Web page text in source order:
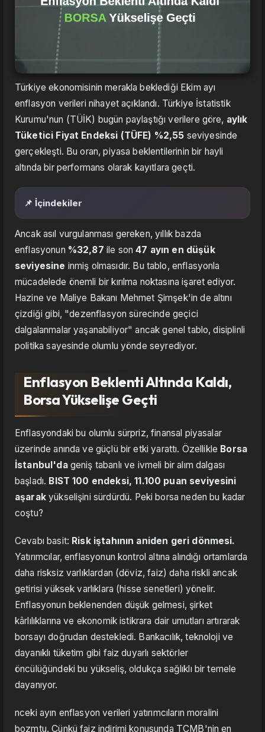
Türkiye ekonomisinin merakla beklediği Ekim ayı
enflasyon verileri nihayet açıklandı. Türkiye İstatistik
Kurumu'nun (TÜİK) bugün paylaştığı verilere göre, aylık
Tüketici Fiyat Endeksi (TÜFE) %2,55 seviyesinde
gerçekleşti. Bu oran, piyasa beklentilerinin bir hayli
altında bir performans olarak kayıtlara geçti.
📌 İçindekiler
Ancak asıl vurgulanması gereken, yıllık bazda
enflasyonun %32,87 ile son47 ayın en düşük
seviyesine inmiş olmasıdır. Bu tablo, enflasyonla
mücadelede önemli bir kırılma noktasına işaret ediyor.
Hazine ve Maliye Bakanı Mehmet Şimşek'in de altını
çizdiği gibi, "dezenflasyon sürecinde geçici
dalgalanmalar yaşanabiliyor" ancak genel tablo, disiplinli
politika sayesinde olumlu yönde seyrediyor.
Enflasyon Beklenti Altında Kaldı,
Borsa Yükselişe Geçti
Enflasyondaki bu olumlu sürpriz, finansal piyasalar
üzerinde anında ve güçlü bir etki yarattı. Özellikle Borsa
İstanbul'dageniş tabanlı ve ivmeli bir alım dalgası
başladı. BIST 100 endeksi, 11.100 puan seviyesini
aşarakyükselişini sürdürdü. Peki borsa neden bu kadar
coştu?
Cevabı basit: Risk iştahının aniden geri dönmesi.
Yatırımcılar, enflasyonun kontrol altına alındığı ortamlarda
daha risksiz varlıklardan (döviz, faiz) daha riskli ancak
getirisi yüksek varlıklara (hisse senetleri) yönelir.
Enflasyonun beklenenden düşük gelmesi, şirket
kârlılıklarına ve ekonomik istikrara dair umutları artırarak
borsayı doğrudan destekledi. Bankacılık, teknoloji ve
dayanıklı tüketim gibi faiz duyarlı sektörler
öncülüğündeki bu yükseliş, oldukça sağlıklı bir temele
dayanıyor.
nceki ayın enflasyon verileri yatırımcıların moralini
bozmtu. Çünkü faiz indirimi konusunda TCMB'nin en